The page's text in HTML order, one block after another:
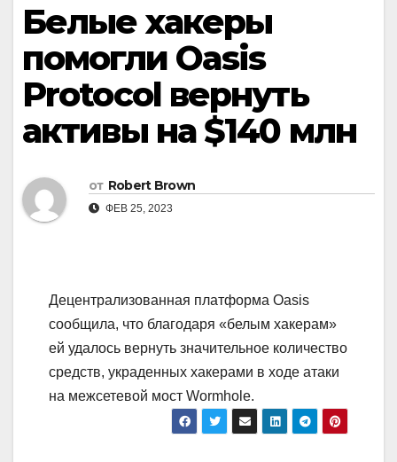
Белые хакеры
помогли Oasis
Protocol вернуть
активы на $140 млн
от Robert Brown
ФЕВ 25, 2023
Децентрализованная платформа Oasis
сообщила, что благодаря «белым хакерам»
ей удалось вернуть значительное количество
средств, украденных хакерами в ходе атаки
на межсетевой мост Wormhole.